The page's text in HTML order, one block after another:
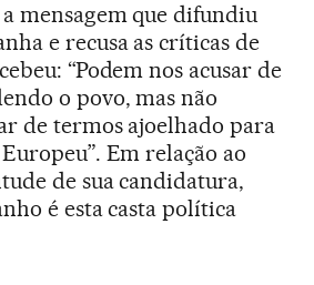
mensagem que difundiu
e recusa as críticas de
“Podem nos acusar de
o povo, mas não
de termos ajoelhado para
Em relação ao
de sua candidatura,
é esta casta política